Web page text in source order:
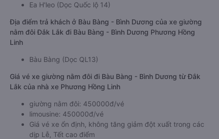
Ea H'leo (Dọc Quốc lộ 14)
Địa điểm trả khách ở Bàu Bàng - Bình Dương của xe giường
nằm đôi Đắk Lắk đi Bàu Bàng - Bình Dương Phương Hồng
Linh
Bàu Bàng (Dọc QL13)
Giá vé xe giường nằm đôi đi Bàu Bàng - Bình Dương từ Đắk
Lắk của nhà xe Phương Hồng Linh
giường nằm đôi: 450000đ/vé
limousine: 450000đ/vé
Giá vé xe ổn định, không tăng giảm đột xuất trong các
dịp Lễ, Tết cao điểm